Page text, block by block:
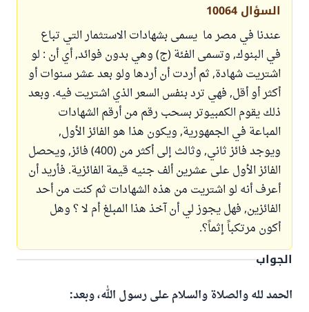
السؤال 10064
عندنا في مصر ما يسمى بشهادات الاستثمار التي تباع
في البنوك, وتسمى الفئة (ج) وهي بدون فوائد, أي أن : لو
اشتريت شهادة, ثم أردت أن أردها ولو بعد عشر سنوات أو
أكثر أو أقل, فهي ترد بنفس السعر الذي اشتريت فيه. وبعد
ذلك يقوم الكمبيوتر بسحب رقم من أرقم الشهادات
المباعة في الجمهورية, ويكون هذا هو الفائز الأول,
ويوجد فائز ثاني, وثالث إلى أكثر من (400) فائز, ويحصل
الفائز الأول على عشرين ألف جنيه قيمة الفائزية. فأريد أن
أعرف أنه لو اشتريت من هذه الشهادات ثم كنت من أحد
الفائزين, فهل يجوز لي أن آخذ هذا المبلغ أم لا ؟ وهل
أكون مرتكباً إثماً؟.
الجواب
الحمد لله والصلاة والسلام على رسول الله، وبعد: